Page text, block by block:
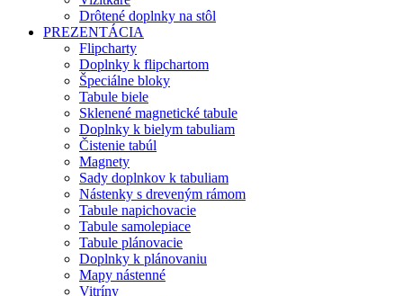
Drôtené doplnky na stôl
PREZENTÁCIA
Flipcharty
Doplnky k flipchartom
Špeciálne bloky
Tabule biele
Sklenené magnetické tabule
Doplnky k bielym tabuliam
Čistenie tabúl
Magnety
Sady doplnkov k tabuliam
Nástenky s dreveným rámom
Tabule napichovacie
Tabule samolepiace
Tabule plánovacie
Doplnky k plánovaniu
Mapy nástenné
Vitríny